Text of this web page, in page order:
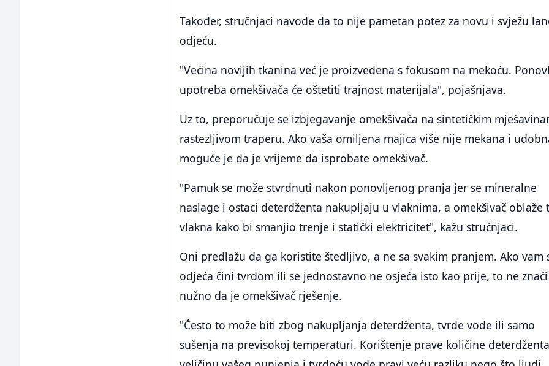
Također, stručnjaci navode da to nije pametan potez za novu i svježu
odjeću.
"Većina novijih tkanina već je proizvedena s fokusom na mekoću.
upotreba omekšivača će oštetiti trajnost materijala", pojašnjava.
Uz to, preporučuje se izbjegavanje omekšivača na sintetičkim
rastezljivom traperu. Ako vaša omiljena majica više nije mekana i
moguće je da je vrijeme da isprobate omekšivač.
"Pamuk se može stvrdnuti nakon ponovljenog pranja jer se mineralne
naslage i ostaci deterdženta nakupljaju u vlaknima, a omekšivač oblaže
vlakna kako bi smanjio trenje i statički elektricitet", kažu stručnjaci.
Oni predlažu da ga koristite štedljivo, a ne sa svakim pranjem. Ako vam
odjeća čini tvrdom ili se jednostavno ne osjeća isto kao prije, to ne znači
nužno da je omekšivač rješenje.
"Često to može biti zbog nakupljanja deterdženta, tvrde vode ili samo
sušenja na previsokoj temperaturi. Korištenje prave količine